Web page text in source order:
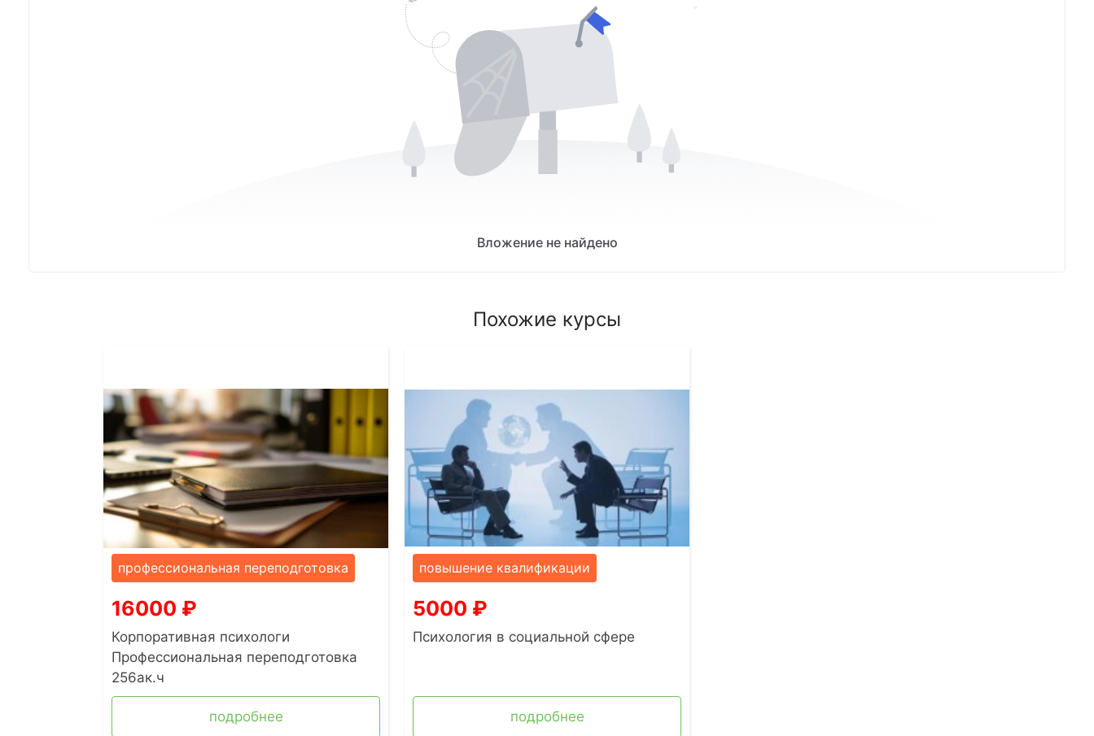
Вложение не найдено
Похожие курсы
профессиональная переподготовка
16000 ₽
Корпоративная психологи
Профессиональная переподготовка
256ак.ч
подробнее
повышение квалификации
5000 ₽
Психология в социальной сфере
подробнее